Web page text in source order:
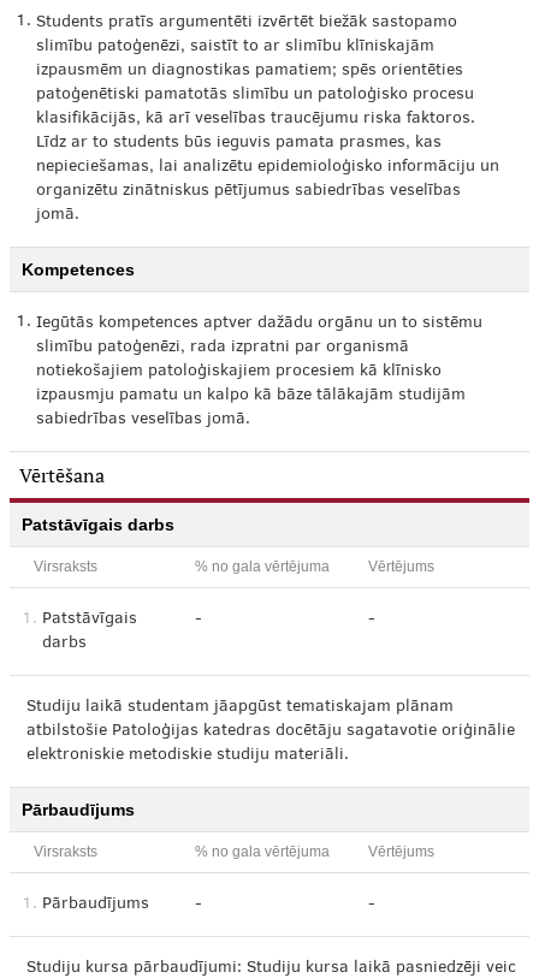
1. Students pratīs argumentēti izvērtēt biežāk sastopamo
slimību patoģenēzi, saistīt to ar slimību klīniskajām
izpausmēm un diagnostikas pamatiem; spēs orientēties
patoģenētiski pamatotās slimību un patoloģisko procesu
klasifikācijās, kā arī veselības traucējumu riska faktoros.
Līdz ar to students būs ieguvis pamata prasmes, kas
nepieciešamas, lai analizētu epidemioloģisko informāciju un
organizētu zinātniskus pētījumus sabiedrības veselības
jomā.
Kompetences
1. Iegūtās kompetences aptver dažādu orgānu un to sistēmu
slimību patoģenēzi, rada izpratni par organismā
notiekošajiem patoloģiskajiem procesiem kā klīnisko
izpausmju pamatu un kalpo kā bāze tālākajām studijām
sabiedrības veselības jomā.
Vērtēšana
Patstāvīgais darbs
Virsraksts % no gala vērtējuma Vērtējums
1. Patstāvīgais
darbs
- -
Studiju laikā studentam jāapgūst tematiskajam plānam
atbilstošie Patoloģijas katedras docētāju sagatavotie oriģinālie
elektroniskie metodiskie studiju materiāli.
Pārbaudījums
Virsraksts % no gala vērtējuma Vērtējums
1. Pārbaudījums - -
Studiju kursa pārbaudījumi: Studiju kursa laikā pasniedzēji veic